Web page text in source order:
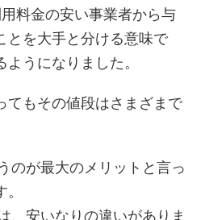
料金の安い事業者から与
とを大手と分ける意味で
ようになりました。
てもその値段はさまざまで
のが最大のメリットと言っ
、安いなりの違いがありま